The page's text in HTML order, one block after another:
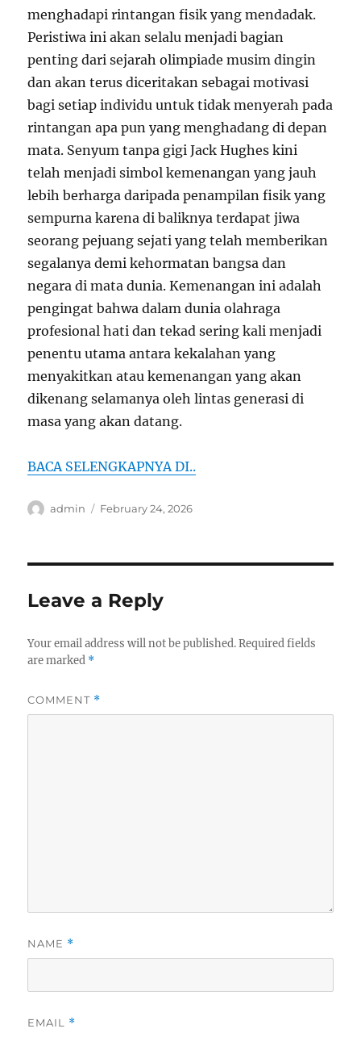
menghadapi rintangan fisik yang mendadak.
Peristiwa ini akan selalu menjadi bagian
penting dari sejarah olimpiade musim dingin
dan akan terus diceritakan sebagai motivasi
bagi setiap individu untuk tidak menyerah pada
rintangan apa pun yang menghadang di depan
mata. Senyum tanpa gigi Jack Hughes kini
telah menjadi simbol kemenangan yang jauh
lebih berharga daripada penampilan fisik yang
sempurna karena di baliknya terdapat jiwa
seorang pejuang sejati yang telah memberikan
segalanya demi kehormatan bangsa dan
negara di mata dunia. Kemenangan ini adalah
pengingat bahwa dalam dunia olahraga
profesional hati dan tekad sering kali menjadi
penentu utama antara kekalahan yang
menyakitkan atau kemenangan yang akan
dikenang selamanya oleh lintas generasi di
masa yang akan datang.
BACA SELENGKAPNYA DI..
Author
admin
Posted
February 24, 2026
Leave a Reply
Your email address will not be published. Required fields
are marked *
COMMENT *
NAME *
EMAIL *